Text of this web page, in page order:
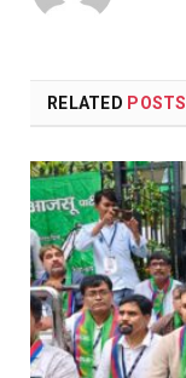
RELATED POSTS